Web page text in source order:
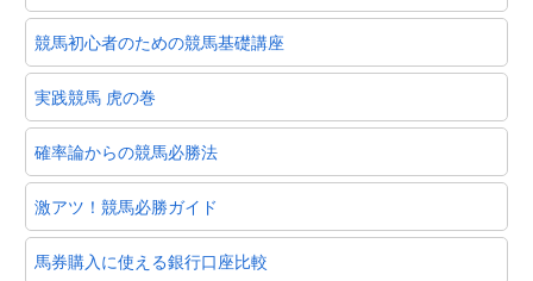
競馬初心者のための競馬基礎講座
実践競馬 虎の巻
確率論からの競馬必勝法
激アツ！競馬必勝ガイド
馬券購入に使える銀行口座比較